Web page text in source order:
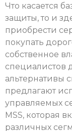
Что касается
защиты, то и
приобрести
покупать
собственное
специалистов
альтернативы
предлагают
управляемых
MSS, которая
различных